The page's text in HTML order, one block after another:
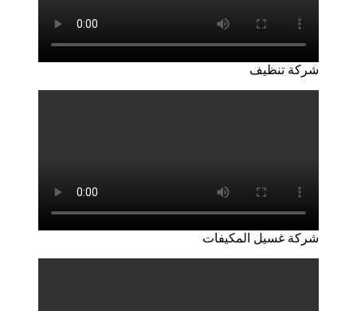
شركة تنظيف
شركة غسيل المكيفات